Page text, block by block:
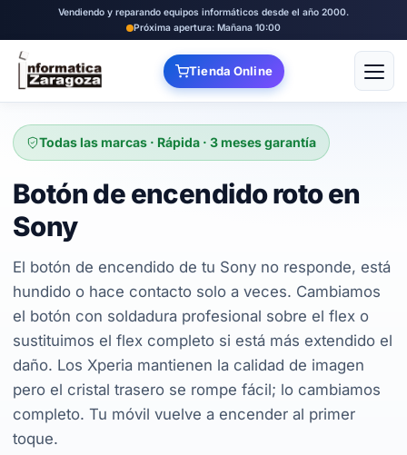
Vendiendo y reparando equipos informáticos desde el año 2000.
Próxima apertura: Mañana 10:00
Tienda Online Abrir
Todas las marcas · Rápida · 3 meses garantía
Botón de encendido roto en
Sony
El botón de encendido de tu Sony no responde, está
hundido o hace contacto solo a veces. Cambiamos
el botón con soldadura profesional sobre el flex o
sustituimos el flex completo si está más extendido el
daño. Los Xperia mantienen la calidad de imagen
pero el cristal trasero se rompe fácil; lo cambiamos
completo. Tu móvil vuelve a encender al primer
toque.